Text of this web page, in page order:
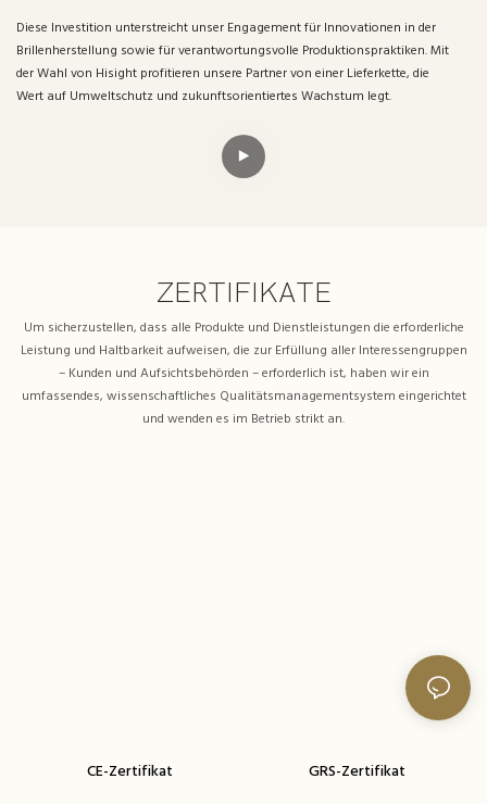
Diese Investition unterstreicht unser Engagement für Innovationen in der
Brillenherstellung sowie für verantwortungsvolle Produktionspraktiken. Mit
der Wahl von Hisight profitieren unsere Partner von einer Lieferkette, die
Wert auf Umweltschutz und zukunftsorientiertes Wachstum legt.
ZERTIFIKATE
Um sicherzustellen, dass alle Produkte und Dienstleistungen die erforderliche
Leistung und Haltbarkeit aufweisen, die zur Erfüllung aller Interessengruppen
– Kunden und Aufsichtsbehörden – erforderlich ist, haben wir ein
umfassendes, wissenschaftliches Qualitätsmanagementsystem eingerichtet
und wenden es im Betrieb strikt an.
CE-Zertifikat GRS-Zertifikat